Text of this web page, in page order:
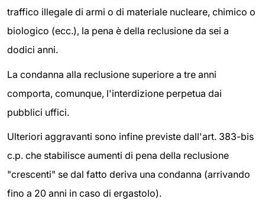
traffico illegale di armi o di materiale nucleare, chimico o
biologico (ecc.), la pena è della reclusione da sei a
dodici anni.
La condanna alla reclusione superiore a tre anni
comporta, comunque, l'interdizione perpetua dai
pubblici uffici.
Ulteriori aggravanti sono infine previste dall'art. 383-bis
c.p. che stabilisce aumenti di pena della reclusione
"crescenti" se dal fatto deriva una condanna (arrivando
fino a 20 anni in caso di ergastolo).